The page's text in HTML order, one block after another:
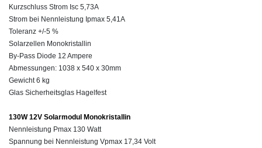
Kurzschluss Strom Isc 5,73A
Strom bei Nennleistung Ipmax 5,41A
Toleranz +/-5 %
Solarzellen Monokristallin
By-Pass Diode 12 Ampere
Abmessungen: 1038 x 540 x 30mm
Gewicht 6 kg
Glas Sicherheitsglas Hagelfest
130W 12V Solarmodul Monokristallin
Nennleistung Pmax 130 Watt
Spannung bei Nennleistung Vpmax 17,34 Volt